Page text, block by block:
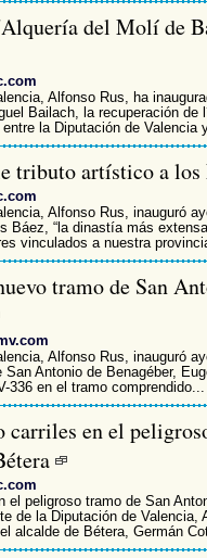
del Molí de
Alfonso Rus, ha
Bailach, la recuperación de
la Diputación de Valencia
tributo artístico a
Alfonso Rus, inauguró
Báez, “la dinastía más
vinculados a nuestra
tramo de San
Alfonso Rus, inauguró
Antonio de Benagéber,
en el tramo comprendido...
en el
el peligroso tramo de San
de la Diputación de Valencia,
alcalde de Bétera, Germán